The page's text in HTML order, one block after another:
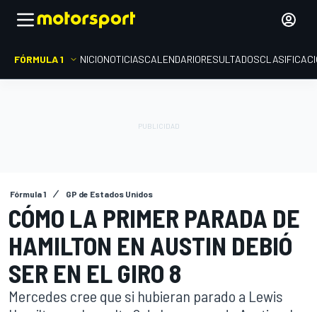
FÓRMULA 1 INICIONOTICIASCALENDARIORESULTADOS
Fórmula 1 GP de Estados Unidos
CÓMO LA PRIMER PARADA DE
HAMILTON EN AUSTIN DEBIÓ
SER EN EL GIRO 8
Mercedes cree que si hubieran parado a Lewis